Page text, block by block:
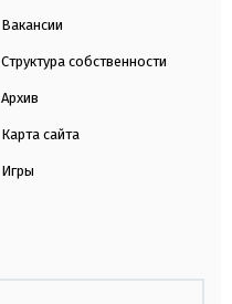
Вакансии
Структура собственности
Архив
Карта сайта
Игры